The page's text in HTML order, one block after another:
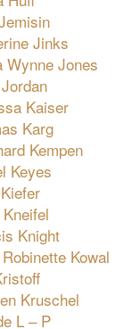
Jinks
Wynne Jones
Kaiser
Karg
Kempen
Keyes
Knight
Kowal
Kruschel
L – P